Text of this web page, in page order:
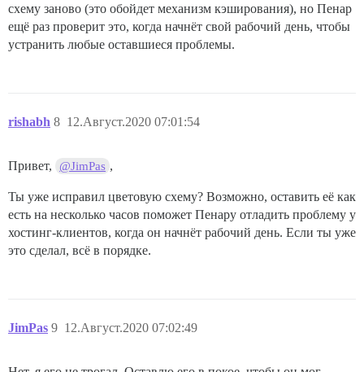
схему заново (это обойдет механизм кэширования), но Пенар
ещё раз проверит это, когда начнёт свой рабочий день, чтобы
устранить любые оставшиеся проблемы.
rishabh 12.Август.2020 07:01:54
8
Привет, @JimPas ,
Ты уже исправил цветовую схему? Возможно, оставить её как
есть на несколько часов поможет Пенару отладить проблему у
хостинг-клиентов, когда он начнёт рабочий день. Если ты уже
это сделал, всё в порядке.
JimPas 12.Август.2020 07:02:49
9